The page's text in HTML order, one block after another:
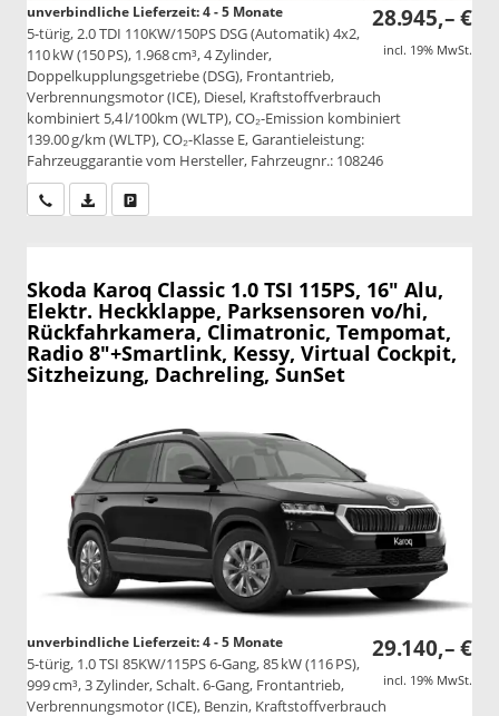
28.945,– €
incl. 19% MwSt.
unverbindliche Lieferzeit: 4 - 5 Monate
5-türig, 2.0 TDI 110KW/150PS DSG (Automatik) 4x2,
110 kW (150 PS), 1.968 cm³, 4 Zylinder,
Doppelkupplungsgetriebe (DSG), Frontantrieb,
Verbrennungsmotor (ICE), Diesel, Kraftstoffverbrauch
kombiniert 5,4 l/100km (WLTP), CO₂-Emission kombiniert
139.00 g/km (WLTP), CO₂-Klasse E, Garantieleistung:
Fahrzeuggarantie vom Hersteller, Fahrzeugnr.: 108246
Wir rufen Sie anPDF-Datei, Fahrzeugexposé drucken
Skoda Karoq Classic 1.0 TSI 115PS, 16" Alu,
Elektr. Heckklappe, Parksensoren vo/hi,
Rückfahrkamera, Climatronic, Tempomat,
Radio 8"+Smartlink, Kessy, Virtual Cockpit,
Sitzheizung, Dachreling, SunSet
29.140,– €
incl. 19% MwSt.
unverbindliche Lieferzeit: 4 - 5 Monate
5-türig, 1.0 TSI 85KW/115PS 6-Gang, 85 kW (116 PS),
999 cm³, 3 Zylinder, Schalt. 6-Gang, Frontantrieb,
Verbrennungsmotor (ICE), Benzin, Kraftstoffverbrauch